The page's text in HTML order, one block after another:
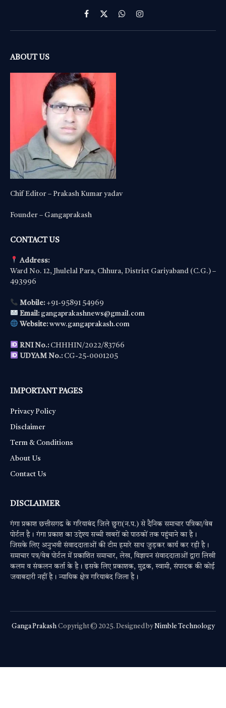
Facebook
X
WhatsAppInstagram
ABOUT US
Chif Editor – Prakash Kumar yadav
Founder – Gangaprakash
CONTACT US
Address:
Ward No. 12, Jhulelal Para, Chhura, District Gariyaband (C.G.) –
493996
Mobile:+91-95891 54969
Email: gangaprakashnews@gmail.com
Website: www.gangaprakash.com
RNI No.:CHHHIN/2022/83766
UDYAM No.:CG-25-0001205
IMPORTANT PAGES
Privacy Policy
Disclaimer
Term & Conditions
About Us
Contact Us
DISCLAIMER
गंगा प्रकाश छत्तीसगढ के गरियाबंद जिले छुरा(न.प.) से दैनिक समाचार पत्रिका/वेब
पोर्टल है। गंगा प्रकाश का उद्देश्य सच्ची खबरों को पाठकों तक पहुंचाने का है।
जिसके लिए अनुभवी संवाददाताओं की टीम हमारे साथ जुड़कर कार्य कर रही है।
समाचार पत्र/वेब पोर्टल में प्रकाशित समाचार, लेख, विज्ञापन संवाददाताओं द्वारा लिखी
कलम व संकलन कर्ता के है। इसके लिए प्रकाशक, मुद्रक, स्वामी, संपादक की कोई
जवाबदारी नहीं है। न्यायिक क्षेत्र गरियाबंद जिला है।
Ganga Prakash Copyright © 2025. Designed byNimble Technology